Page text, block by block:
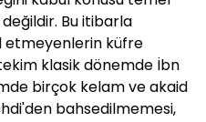
Bu itibarla
etmeyenlerin küfre
klasik dönemde İbn
birçok kelam ve akaid
bahsedilmemesi,